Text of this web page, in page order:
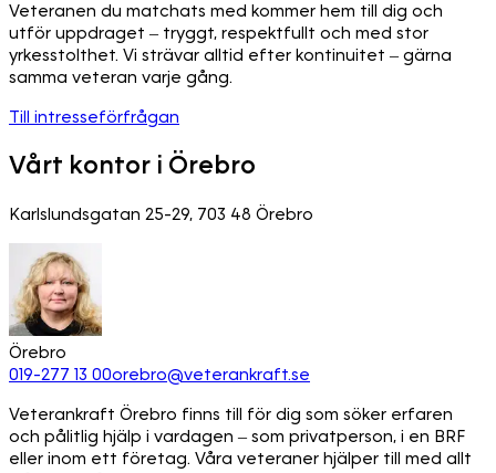
Veteranen du matchats med kommer hem till dig och
utför uppdraget – tryggt, respektfullt och med stor
yrkesstolthet. Vi strävar alltid efter kontinuitet – gärna
samma veteran varje gång.
Till intresseförfrågan
Vårt kontor i Örebro
Karlslundsgatan 25-29, 703 48 Örebro
Örebro
019-277 13 00orebro@veterankraft.se
Veterankraft Örebro finns till för dig som söker erfaren
och pålitlig hjälp i vardagen – som privatperson, i en BRF
eller inom ett företag. Våra veteraner hjälper till med allt